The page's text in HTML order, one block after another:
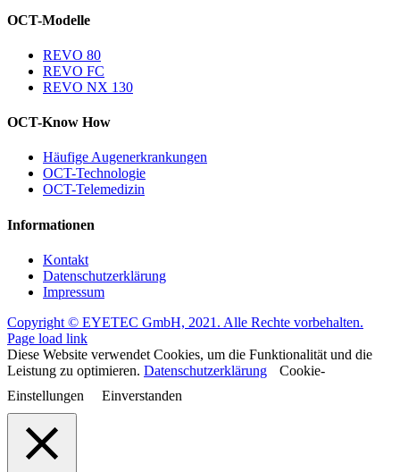
OCT-Modelle
REVO 80
REVO FC
REVO NX 130
OCT-Know How
Häufige Augenerkrankungen
OCT-Technologie
OCT-Telemedizin
Informationen
Kontakt
Datenschutzerklärung
Impressum
Copyright © EYETEC GmbH, 2021. Alle Rechte vorbehalten.
Page load link
Diese Website verwendet Cookies, um die Funktionalität und die
Leistung zu optimieren. Datenschutzerklärung
Cookie-
Einstellungen
Einverstanden